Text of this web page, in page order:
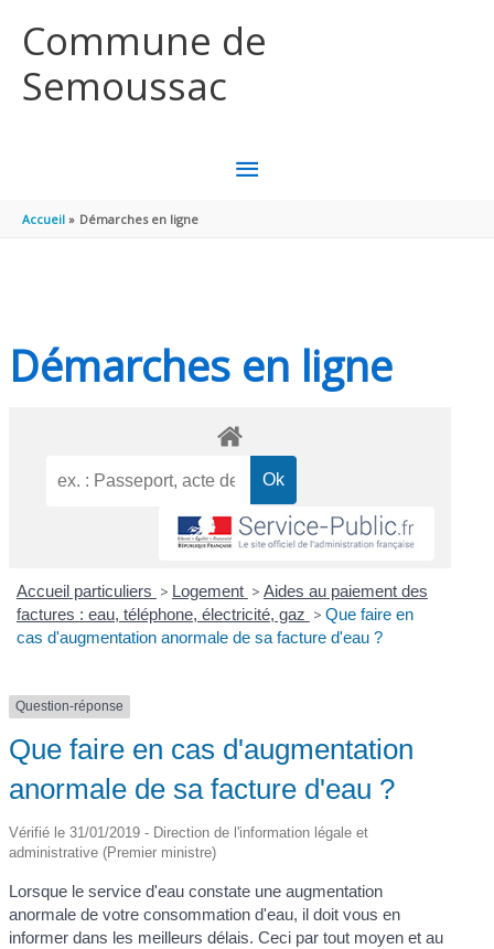
Commune de
Semoussac
MENU
Accueil Démarches en ligne
Démarches en ligne
Accueil particuliers > Logement > Aides au paiement des
factures : eau, téléphone, électricité, gaz > Que faire en
cas d'augmentation anormale de sa facture d'eau ?
Question-réponse
Que faire en cas d'augmentation
anormale de sa facture d'eau ?
Vérifié le 31/01/2019 - Direction de l'information légale et
administrative (Premier ministre)
Lorsque le service d'eau constate une augmentation
anormale de votre consommation d'eau, il doit vous en
informer dans les meilleurs délais. Ceci par tout moyen et au